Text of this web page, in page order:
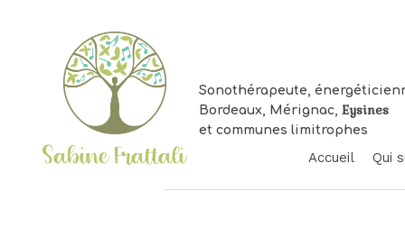
Sonothérapeute,
Bordeaux, Mérignac, Eysines
et communes limitrophes
Accueil Qui